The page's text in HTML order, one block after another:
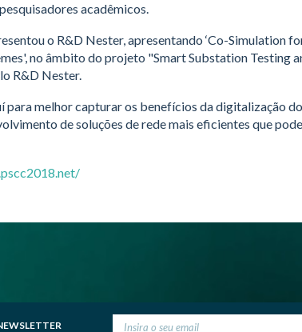
acadêmicos.
o R&D Nester, apresentando ‘Co-Simulation
no âmbito do projeto "Smart Substation Testing
R&D Nester.
melhor capturar os benefícios da digitalização
de soluções de rede mais eficientes que